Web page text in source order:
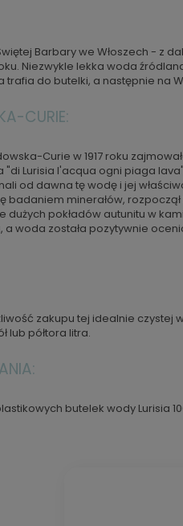
Barbary we Włoszech - z
Niezwykle lekka woda
trafia do butelki, a następnie na
CURIE:
Curie w 1917 roku
"di Lurisia l'acqua ogni piaga
od dawna tę wodę i jej
badaniem minerałów,
dużych pokładów autunitu w
a woda została pozytywnie
zakupu tej idealnie czystej
lub półtora litra.
butelek wody Lurisia